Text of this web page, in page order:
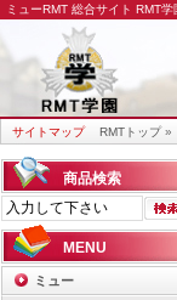
ミューRMT 総合サイト RMT学
サイトマップ RMTトップ»
商品検索
MENU
ミュー